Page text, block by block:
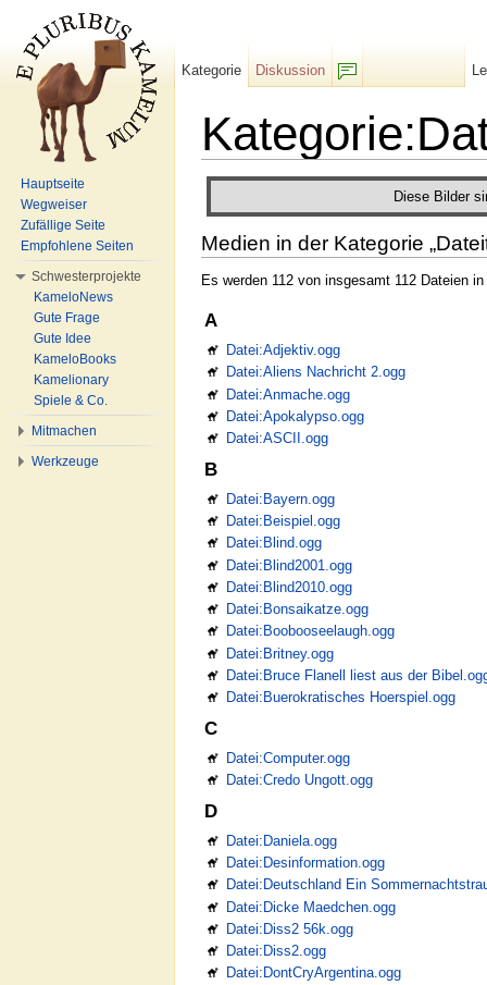
Diese Bilder
Medien in der Kategorie
Es werden 112 von insgesamt 112 Dateien
A
Datei:Adjektiv.ogg
Datei:Aliens Nachricht 2.ogg
Datei:Anmache.ogg
Datei:Apokalypso.ogg
Datei:ASCII.ogg
B
Datei:Bayern.ogg
Datei:Beispiel.ogg
Datei:Blind.ogg
Datei:Blind2001.ogg
Datei:Blind2010.ogg
Datei:Bonsaikatze.ogg
Datei:Boobooseelaugh.ogg
Datei:Britney.ogg
Datei:Bruce Flanell liest aus der
Datei:Buerokratisches Hoerspiel.ogg
C
Datei:Computer.ogg
Datei:Credo Ungott.ogg
D
Datei:Daniela.ogg
Datei:Desinformation.ogg
Datei:Deutschland Ein
Datei:Dicke Maedchen.ogg
Datei:Diss2 56k.ogg
Datei:Diss2.ogg
Datei:DontCryArgentina.ogg
Kategorie
Diskussion
Hauptseite
Wegweiser
Zufällige Seite
Empfohlene Seiten
Schwesterprojekte
KameloNews
Gute Frage
Gute Idee
KameloBooks
Kamelionary
Spiele & Co.
Mitmachen
Werkzeuge